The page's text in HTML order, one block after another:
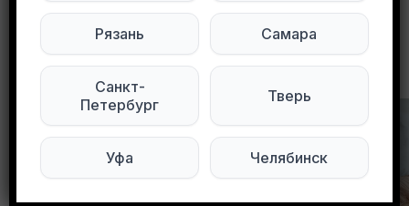
Другие объявления в этом городе
Рязань Самара
Санкт-
Петербург
Тверь
Уфа Челябинск